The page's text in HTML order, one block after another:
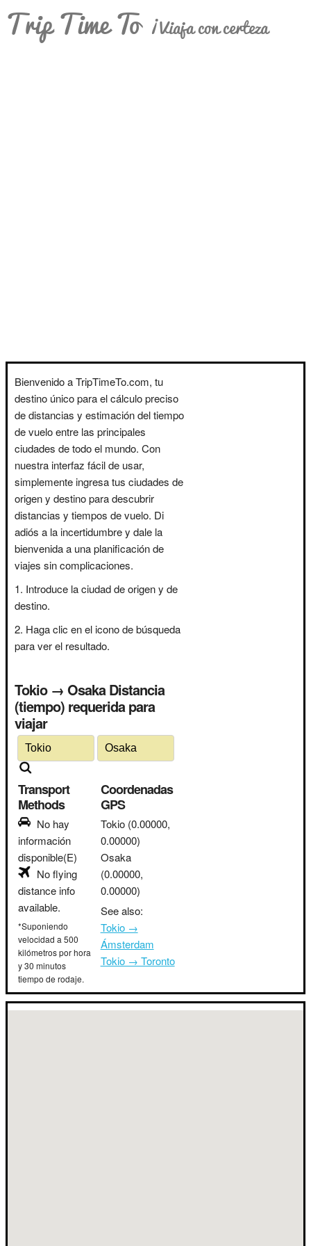
Trip Time To ¡Viaja con certeza
Bienvenido a TripTimeTo.com, tu
destino único para el cálculo preciso
de distancias y estimación del tiempo
de vuelo entre las principales
ciudades de todo el mundo. Con
nuestra interfaz fácil de usar,
simplemente ingresa tus ciudades de
origen y destino para descubrir
distancias y tiempos de vuelo. Di
adiós a la incertidumbre y dale la
bienvenida a una planificación de
viajes sin complicaciones.
Introduce la ciudad de origen y de
destino.
Haga clic en el icono de búsqueda
para ver el resultado.
Tokio → Osaka Distancia
(tiempo) requerida para
viajar
Transport
Methods
No hay
información
disponible(E)
No flying
distance info
available.
*Suponiendo
velocidad a 500
kilómetros por hora
y 30 minutos
tiempo de rodaje.
Coordenadas
GPS
Tokio (0.00000,
0.00000)
Osaka
(0.00000,
0.00000)
See also:
Tokio →
Ámsterdam
Tokio → Toronto